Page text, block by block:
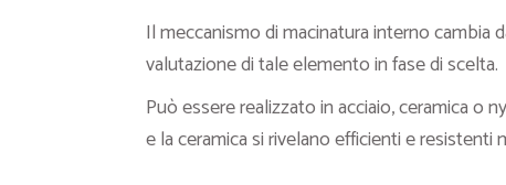
Il meccanismo di macinatura interno cambia
valutazione di tale elemento in fase di scelta.
Può essere realizzato in acciaio, ceramica o
e la ceramica si rivelano efficienti e